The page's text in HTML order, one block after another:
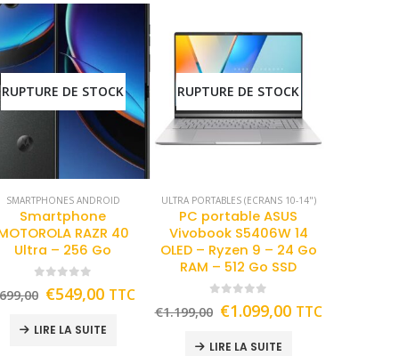
RUPTURE DE STOCK
SMARTPHONES ANDROID
Smartphone
RAZR 40
Ultra – 256 Go
€549,00 TTC
LIRE LA SUITE
RUPTURE DE STOCK
ULTRA PORTABLES (ECRANS 10-14")
PC portable ASUS
Vivobook S5406W 14
OLED – Ryzen 9 – 24 Go
RAM – 512 Go SSD
€1.199,00 €1.099,00 TTC
LIRE LA SUITE